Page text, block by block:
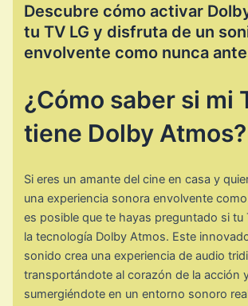
Descubre cómo activar
tu TV LG y disfruta de un
envolvente como nunca
¿Cómo saber si mi
tiene Dolby Atmos?
Si eres un amante del cine en casa y
una experiencia sonora envolvente
es posible que te hayas preguntado si tu
la tecnología Dolby Atmos. Este
sonido crea una experiencia de audio
transportándote al corazón de la acción
sumergiéndote en un entorno sonoro